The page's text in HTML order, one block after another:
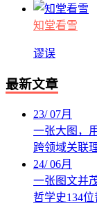
知堂看雪
谬误
最新文章
23/07月
一张大图，
跨领域关联
24/06月
一张图文并
哲学史134